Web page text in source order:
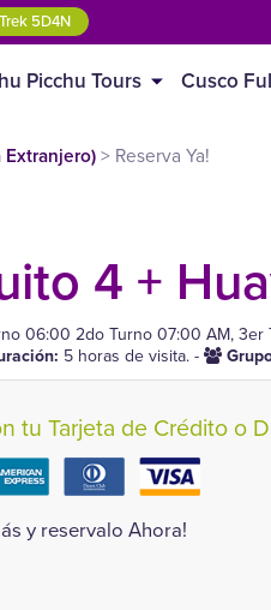
5D4N
Picchu Tours Cusco
> Reserva Ya!
4 +
06:00 2do Turno 07:00 AM, 3er
5 horas de visita.-
tu Tarjeta de Crédito o
y reservalo Ahora!